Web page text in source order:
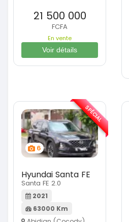
21 500 000
FCFA
En vente
Voir détails
6
Hyundai Santa FE
Santa FE 2.0
2021
63000 Km
SPÉCIAL